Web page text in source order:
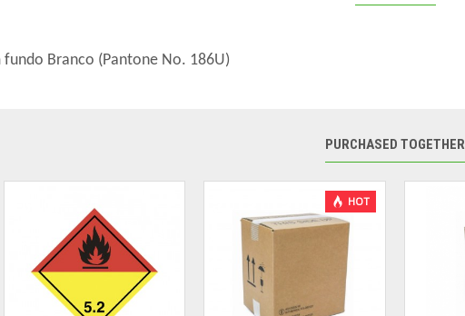
fundo Branco (Pantone No. 186U)
PURCHASED TOGETHER
HOT